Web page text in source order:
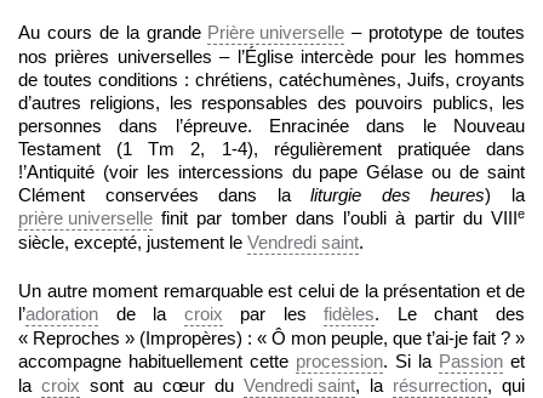
Au cours de la grande Prière universelle – prototype de toutes
nos prières universelles – l’Église intercède pour les hommes
de toutes conditions : chrétiens, catéchumènes, Juifs, croyants
d’autres religions, les responsables des pouvoirs publics, les
personnes dans l’épreuve. Enracinée dans le Nouveau
Testament (1 Tm 2, 1-4), régulièrement pratiquée dans
!’Antiquité (voir les intercessions du pape Gélase ou de saint
Clément conservées dans laliturgie des heures) la
prière universelle finit par tomber dans l’oubli à partir duVIIIe
siècle, excepté, justement le Vendredi saint.
Un autre moment remarquable est celui de la présentation et de
l’adoration de la croix par lesfidèles. Le chant des
« Reproches » (Impropères) : « Ô mon peuple, que t’ai-je fait ? »
accompagne habituellement cette procession. Si la Passion et
la croix sont au cœur du Vendredi saint, la résurrection, qui